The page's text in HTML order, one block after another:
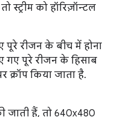
स्ट्रीम को हॉरिज़ॉन्टल
पूरे रीजन के बीच में होना
गए पूरे रीजन के हिसाब
क्रॉप किया जाता है.
जाती हैं, तो 640x480